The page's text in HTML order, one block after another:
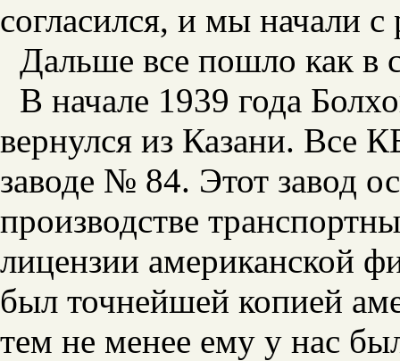
согласился, и мы начали с
Дальше все пошло как в
В начале 1939 года
вернулся из Казани. Все
заводе № 84. Этот завод
производстве
лицензии американской
был точнейшей копией
тем не менее ему у нас